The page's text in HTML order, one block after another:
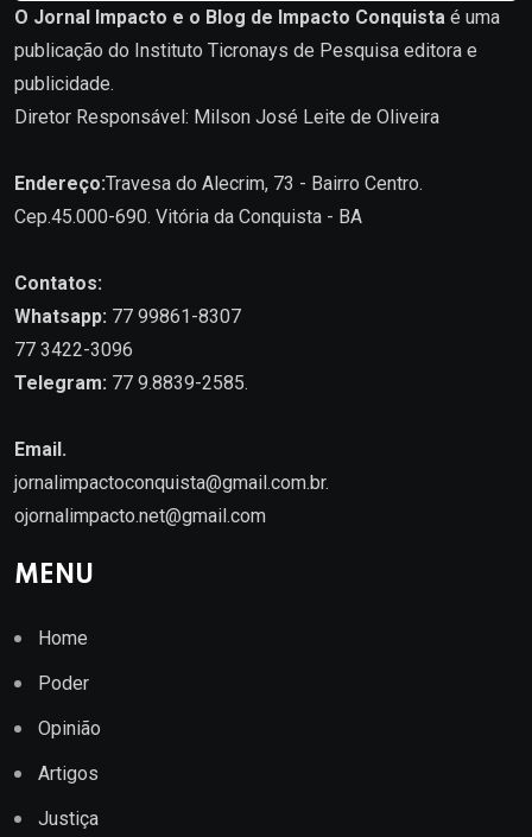
O Jornal Impacto e o Blog de Impacto Conquista é uma
publicação do Instituto Ticronays de Pesquisa editora e
publicidade.
Diretor Responsável: Milson José Leite de Oliveira
Endereço:Travesa do Alecrim, 73 - Bairro Centro.
Cep.45.000-690. Vitória da Conquista - BA
Contatos:
Whatsapp: 77 99861-8307
77 3422-3096
Telegram: 77 9.8839-2585.
Email.
jornalimpactoconquista@gmail.com.br.
ojornalimpacto.net@gmail.com
MENU
Home
Poder
Opinião
Artigos
Justiça